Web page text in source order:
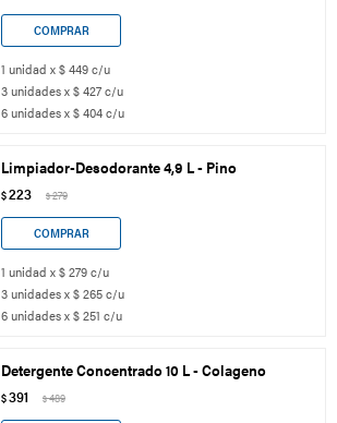
1 unidad x $ 449 c/u
3 unidades x $ 427 c/u
6 unidades x $ 404 c/u
Limpiador-Desodorante 4,9 L - Pino
$223 $279
1 unidad x $ 279 c/u
3 unidades x $ 265 c/u
6 unidades x $ 251 c/u
Detergente Concentrado 10 L - Colageno
$391 $489